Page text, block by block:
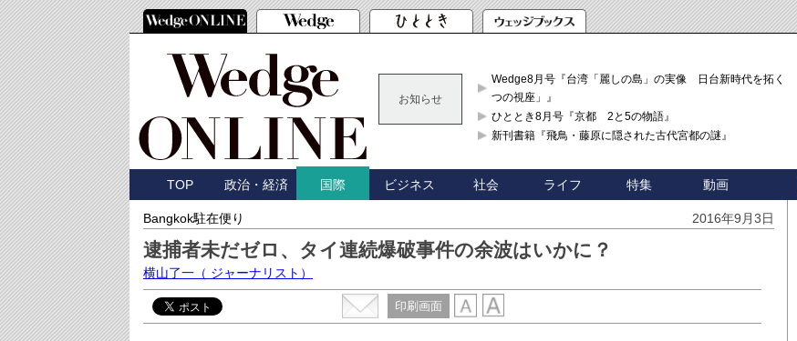
お知らせ
Wedge8月号『台湾「麗しの島」の実像 日台新時代を拓く「3
つの視座」』
ひととき8月号『京都 2と5の物語』
新刊書籍『飛鳥・藤原に隠された古代宮都の謎』
TOP 政治・経済 国際 ビジネス 社会 ライフ 特集 動画
Bangkok駐在便り 2016年9月3日
逮捕者未だゼロ、タイ連続爆破事件の余波はいかに？
横山了一 （ ジャーナリスト）
印刷画面